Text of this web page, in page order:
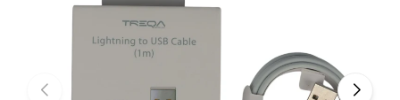
Audio y video